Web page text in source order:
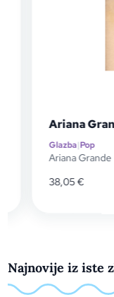
Ariana
Glazba|Pop
Ariana Grande
38,05€
Najnovije iz iste